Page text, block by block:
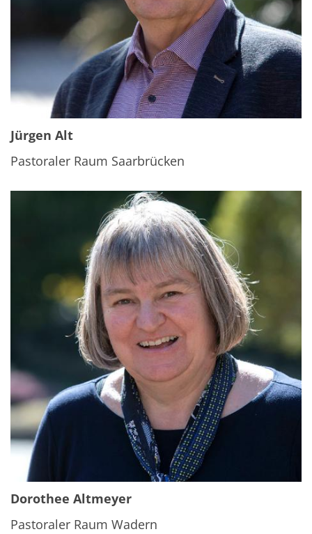
Jürgen Alt
Pastoraler Raum Saarbrücken
Dorothee Altmeyer
Pastoraler Raum Wadern